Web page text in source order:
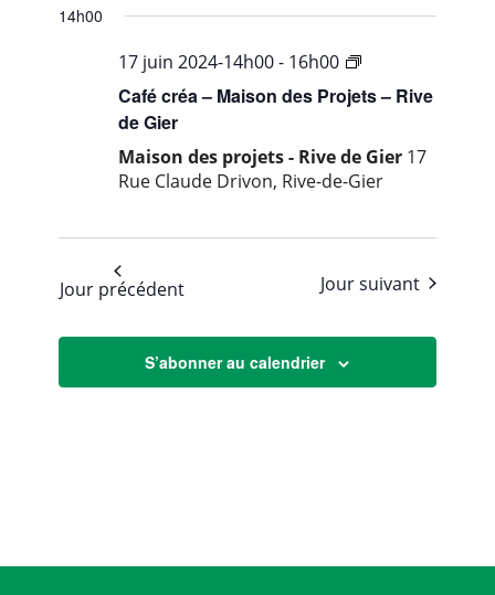
14h00
17 juin 2024-14h00- 16h00
…
vallée
du
Café créa – Maison des Projets – Rive
de Gier
Maison des projets - Rive de Gier 17
Rue Claude Drivon, Rive-de-Gier
Jour précédent Jour suivant
S’abonner au calendrier